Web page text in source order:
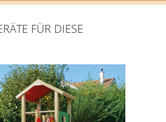
FÜR DIESE